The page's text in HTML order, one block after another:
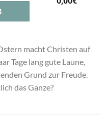
macht Christen auf
Tage lang gute Laune,
Grund zur Freude.
das Ganze?